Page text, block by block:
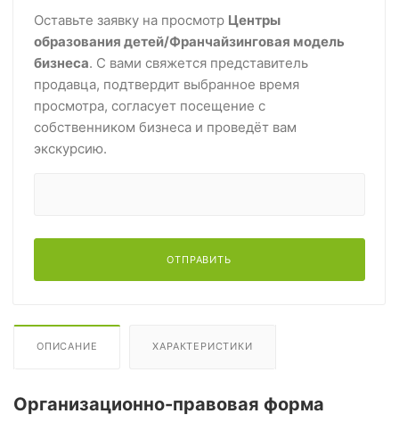
Оставьте заявку на просмотр Центры
образования детей/Франчайзинговая модель
бизнеса. С вами свяжется представитель
продавца, подтвердит выбранное время
просмотра, согласует посещение с
собственником бизнеса и проведёт вам
экскурсию.
ОТПРАВИТЬ
ОПИСАНИЕ ХАРАКТЕРИСТИКИ
Организационно-правовая форма